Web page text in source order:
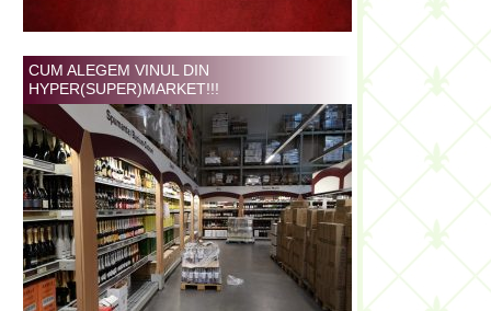
CUM ALEGEM VINUL DIN
HYPER(SUPER)MARKET!!!